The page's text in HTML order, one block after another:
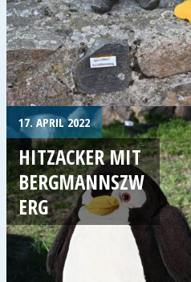
17. APRIL 2022
HITZACKER MIT
BERGMANNSZW
ERG